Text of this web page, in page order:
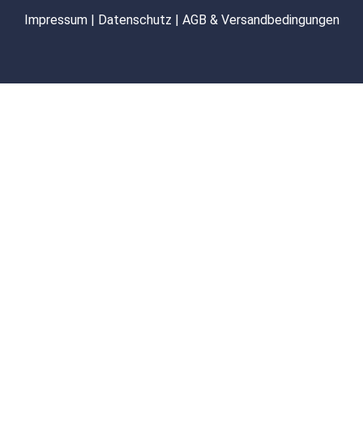
Impressum| Datenschutz | AGB & Versandbedingungen